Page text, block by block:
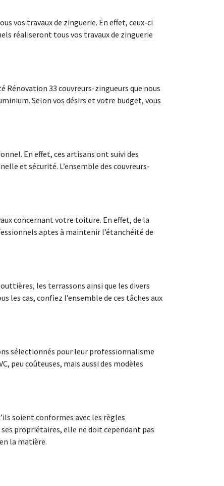
vos travaux de zinguerie. En effet, ceux-ci
réaliseront tous vos travaux de zinguerie
Rénovation 33 couvreurs-zingueurs que nous
Selon vos désirs et votre budget, vous
En effet, ces artisans ont suivi des
et sécurité. L’ensemble des couvreurs-
concernant votre toiture. En effet, de la
aptes à maintenir l’étanchéité de
les terrassons ainsi que les divers
les cas, confiez l’ensemble de ces tâches aux
sélectionnés pour leur professionnalisme
peu coûteuses, mais aussi des modèles
soient conformes avec les règles
ses propriétaires, elle ne doit cependant pas
la matière.